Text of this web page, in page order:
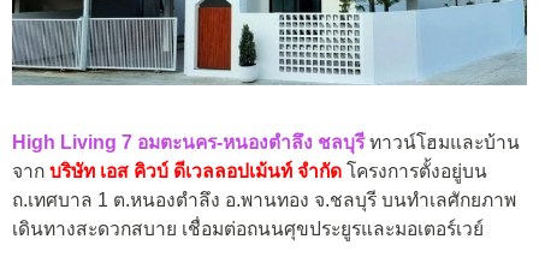
High Living 7 อมตะนคร-หนองตำลึง ชลบุรี ทาวน์โฮมและบ้าน
จาก บริษัท เอส คิวบ์ ดีเวลลอปเม้นท์ จำกัด โครงการตั้งอยู่บน
ถ.เทศบาล 1 ต.หนองตำลึง อ.พานทอง จ.ชลบุรี บนทำเลศักยภาพ
เดินทางสะดวกสบาย เชื่อมต่อถนนศุขประยูรและมอเตอร์เวย์